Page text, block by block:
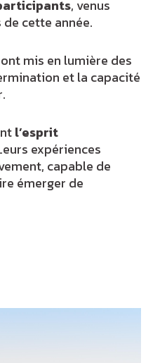
, venus
cette année.
ont mis en lumière des
et la capacité
l’esprit
expériences
capable de
émerger de